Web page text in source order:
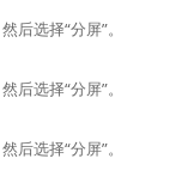
后选择“分屏”。
后选择“分屏”。
后选择“分屏”。